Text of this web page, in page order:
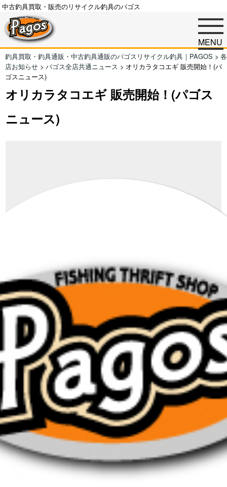
中古釣具買取・販売のリサイクル釣具のパゴス
MENU
釣具買取・釣具通販・中古釣具通販のパゴスリサイクル釣具｜PAGOS > 各
店お知らせ > パゴス全店共通ニュース > オリカラタコエギ 販売開始！(パ
ゴスニュース)
オリカラタコエギ 販売開始！(パゴス
ニュース)